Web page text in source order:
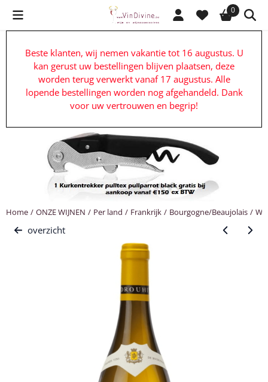
Cookievoorkeuren zijn beschikbaar. Kies instellingen of sta alle
0
Beste klanten, wij nemen vakantie tot 16 augustus. U
kan gerust uw bestellingen blijven plaatsen, deze
worden terug verwerkt vanaf 17 augustus. Alle
lopende bestellingen worden nog afgehandeld. Dank
voor uw vertrouwen en begrip!
Home / ONZE WIJNEN / Per land / Frankrijk / Bourgogne/Beaujolais / Wit
overzicht